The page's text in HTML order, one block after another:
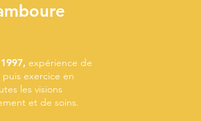
expérience de
exercice en
les visions
et de soins.